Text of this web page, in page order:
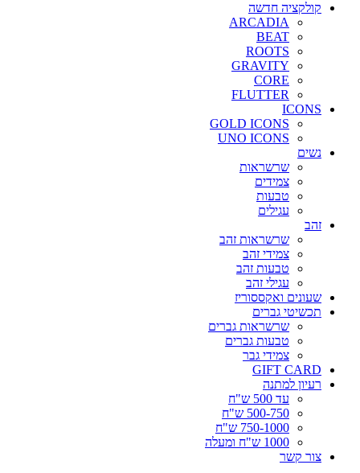
קולקציה חדשה
ARCADIA
BEAT
ROOTS
GRAVITY
CORE
FLUTTER
ICONS
GOLD ICONS
UNO ICONS
נשים
שרשראות
צמידים
טבעות
עגילים
זהב
שרשראות זהב
צמידי זהב
טבעות זהב
עגילי זהב
שעונים ואקססוריז
תכשיטי גברים
שרשראות גברים
טבעות גברים
צמידי גבר
GIFT CARD
רעיון למתנה
עד 500 ש"ח
500-750 ש"ח
750-1000 ש"ח
1000 ש"ח ומעלה
צור קשר